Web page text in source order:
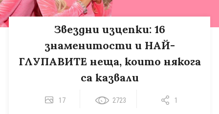
Звездни изцепки: 16
знаменитости и НАЙ-
ГЛУПАВИТЕ неща, които някога
са казвали
17 2723 1